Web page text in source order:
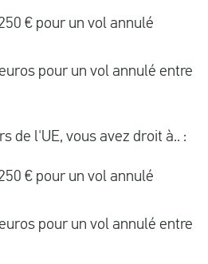
€ pour un vol annulé
pour un vol annulé entre
de l'UE, vous avez droit à.. :
€ pour un vol annulé
pour un vol annulé entre